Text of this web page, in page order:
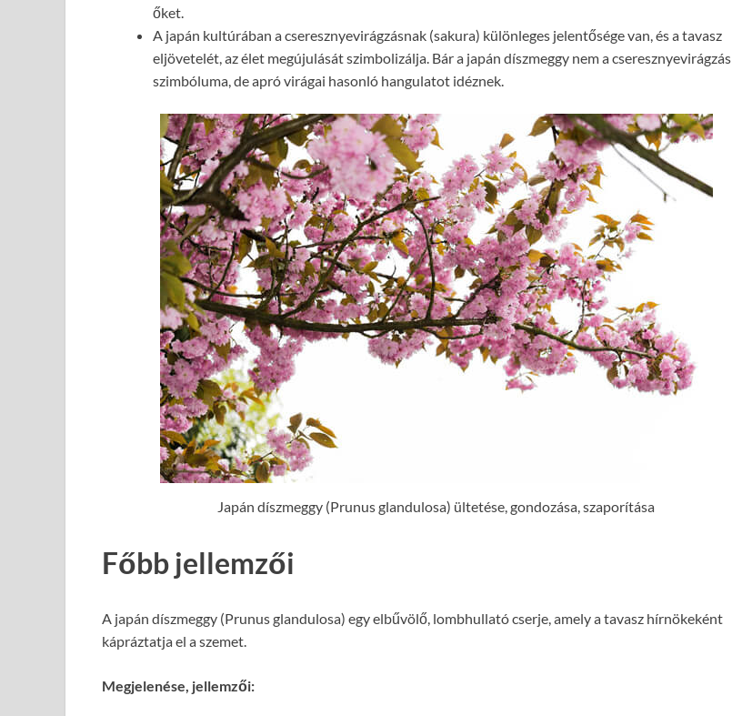
őket.
A japán kultúrában a cseresznyevirágzásnak (sakura) különleges jelentősége van, és a tavasz
eljövetelét, az élet megújulását szimbolizálja. Bár a japán díszmeggy nem a cseresznyevirágzás
szimbóluma, de apró virágai hasonló hangulatot idéznek.
Japán díszmeggy (Prunus glandulosa) ültetése, gondozása, szaporítása
Főbb jellemzői
A japán díszmeggy (Prunus glandulosa) egy elbűvölő, lombhullató cserje, amely a tavasz hírnökeként
kápráztatja el a szemet.
Megjelenése, jellemzői: